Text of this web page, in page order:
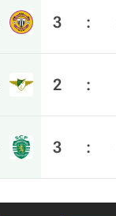
3 :
2 :
3 :